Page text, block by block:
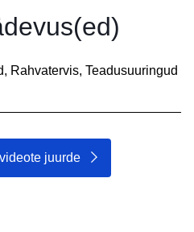
Rahvatervis, Teadusuuringud
juurde